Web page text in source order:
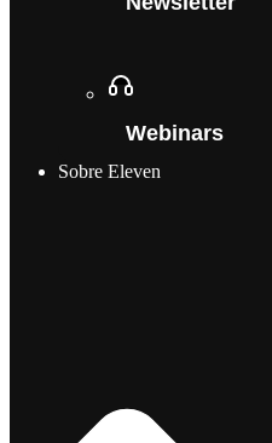
Webinars
Sobre Eleven